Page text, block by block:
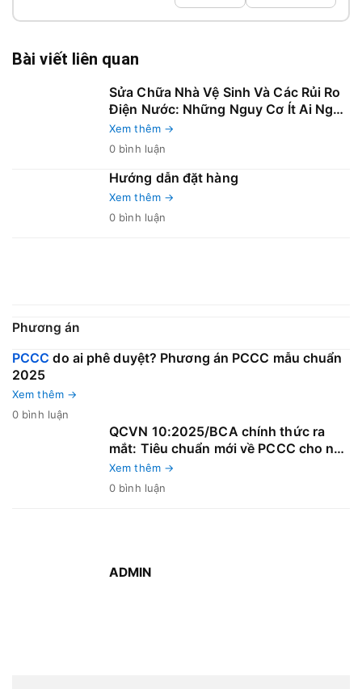
Bài viết liên quan
Sửa Chữa Nhà Vệ Sinh Và Các Rủi Ro
Điện Nước: Những Nguy Cơ Ít Ai Nghĩ
Tới Nhưng Dễ Gây Cháy Nổ
Xem thêm →
0 bình luận
Hướng dẫn đặt hàng
Xem thêm →
0 bình luận
Phương án
PCCC do ai phê duyệt? Phương án PCCC mẫu chuẩn
2025
Xem thêm →
0 bình luận
QCVN 10:2025/BCA chính thức ra
mắt: Tiêu chuẩn mới về PCCC cho nhà
và công trình – Bước ngoặt lớn cho
ngành xây dựng và an toàn cháy nổ!
Xem thêm →
0 bình luận
ADMIN